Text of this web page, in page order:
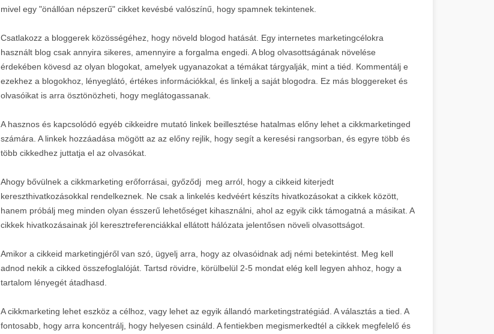
mivel egy "önállóan népszerű" cikket kevésbé valószínű, hogy spamnek tekintenek.
Csatlakozz a bloggerek közösségéhez, hogy növeld blogod hatását. Egy internetes marketingcélokra
használt blog csak annyira sikeres, amennyire a forgalma engedi. A blog olvasottságának növelése
érdekében kövesd az olyan blogokat, amelyek ugyanazokat a témákat tárgyalják, mint a tiéd. Kommentálj e
ezekhez a blogokhoz, lényeglátó, értékes információkkal, és linkelj a saját blogodra. Ez más bloggereket és
olvasóikat is arra ösztönözheti, hogy meglátogassanak.
A hasznos és kapcsolódó egyéb cikkeidre mutató linkek beillesztése hatalmas előny lehet a cikkmarketinged
számára. A linkek hozzáadása mögött az az előny rejlik, hogy segít a keresési rangsorban, és egyre több és
több cikkedhez juttatja el az olvasókat.
Ahogy bővülnek a cikkmarketing erőforrásai, győződj meg arról, hogy a cikkeid kiterjedt
kereszthivatkozásokkal rendelkeznek. Ne csak a linkelés kedvéért készíts hivatkozásokat a cikkek között,
hanem próbálj meg minden olyan ésszerű lehetőséget kihasználni, ahol az egyik cikk támogatná a másikat. A
cikkek hivatkozásainak jól keresztreferenciákkal ellátott hálózata jelentősen növeli olvasottságot.
Amikor a cikkeid marketingjéről van szó, ügyelj arra, hogy az olvasóidnak adj némi betekintést. Meg kell
adnod nekik a cikked összefoglalóját. Tartsd rövidre, körülbelül 2-5 mondat elég kell legyen ahhoz, hogy a
tartalom lényegét átadhasd.
A cikkmarketing lehet eszköz a célhoz, vagy lehet az egyik állandó marketingstratégiád. A választás a tied. A
fontosabb, hogy arra koncentrálj, hogy helyesen csináld. A fentiekben megismerkedtél a cikkek megfelelő és